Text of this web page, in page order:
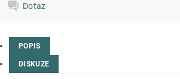
Dotaz
POPIS
DISKUZE